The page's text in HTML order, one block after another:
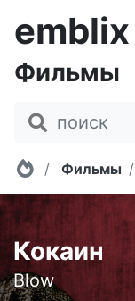
emblix
Фильмы
Главная
Фильмы
Кокаин
Blow